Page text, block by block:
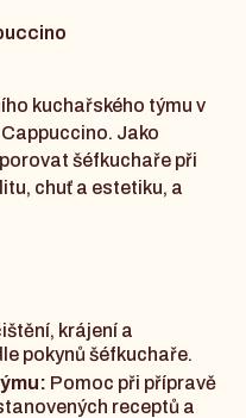
kuchařského týmu v
Jako
šéfkuchaře při
chuť a estetiku, a
krájení a
pokynů šéfkuchaře.
Pomoc při přípravě
receptů a